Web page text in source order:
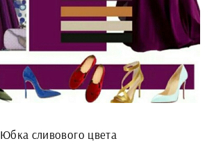
Юбка сливового цвета